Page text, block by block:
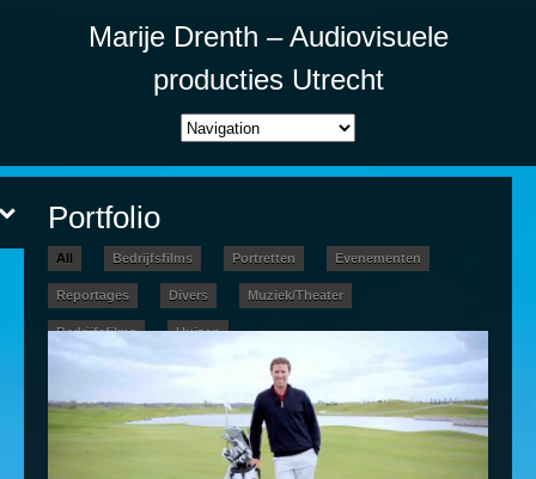
Marije Drenth – Audiovisuele
producties Utrecht
Portfolio
All Bedrijfsfilms Portretten Evenementen
Reportages Divers Muziek/Theater
Bedrijfsfilms Huizen